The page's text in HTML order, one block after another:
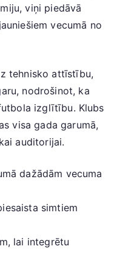
viņi piedāvā
vecumā no
tehnisko attīstību,
nodrošinot, ka
izglītību. Klubs
visa gada garumā,
auditorijai.
dažādām vecuma
simtiem
lai integrētu